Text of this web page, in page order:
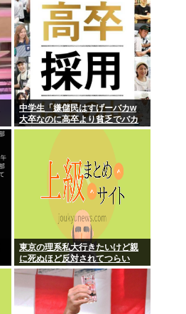
中学生「嫌儲民はすげーバカw
大卒なのに高卒より貧乏でバカ
が多いw」エックスで一万いいね
東京の理系私大行きたいけど親
に死ぬほど反対されてつらい